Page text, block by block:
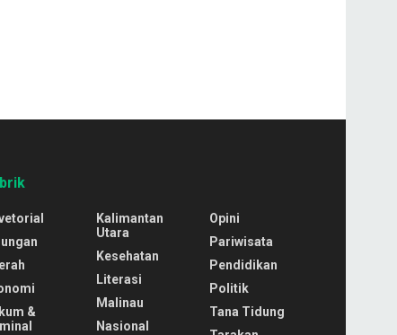
&
Kalimantan
Utara
Kesehatan
Literasi
Malinau
Nasional
Opini
Pariwisata
Pendidikan
Politik
Tana Tidung